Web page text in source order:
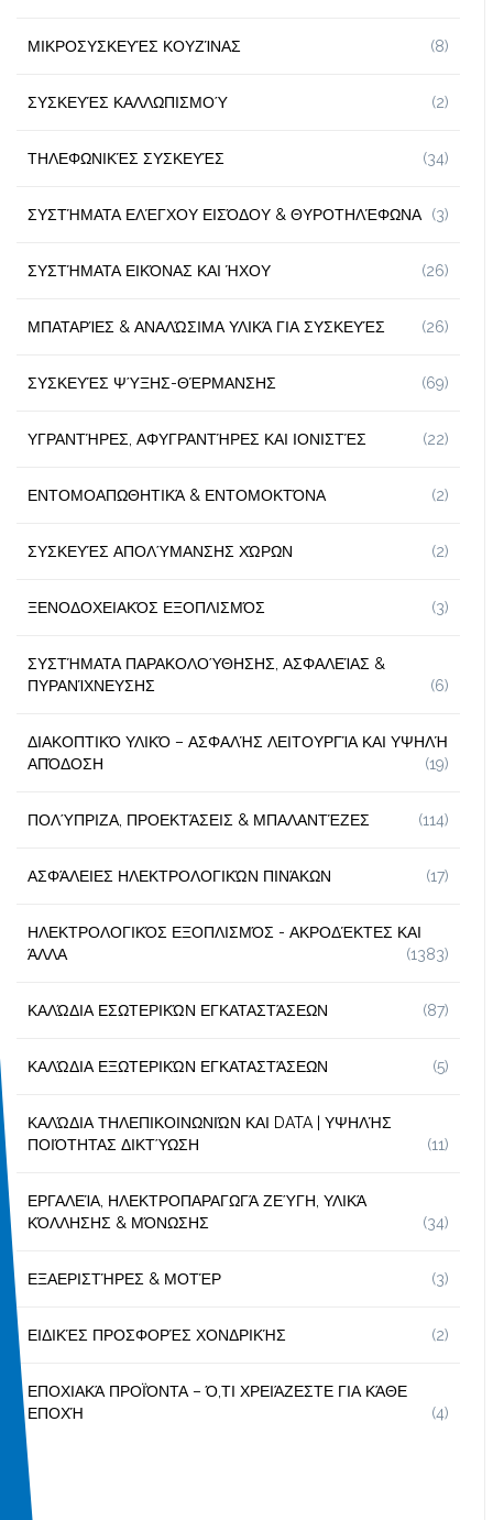
ΜΙΚΡΟΣΥΣΚΕΥΈΣ ΚΟΥΖΊΝΑΣ (8)
ΣΥΣΚΕΥΈΣ ΚΑΛΛΩΠΙΣΜΟΎ (2)
ΤΗΛΕΦΩΝΙΚΈΣ ΣΥΣΚΕΥΈΣ (34)
ΣΥΣΤΉΜΑΤΑ ΕΛΈΓΧΟΥ ΕΙΣΌΔΟΥ & ΘΥΡΟΤΗΛΈΦΩΝΑ (3)
ΣΥΣΤΉΜΑΤΑ ΕΙΚΌΝΑΣ ΚΑΙ ΉΧΟΥ (26)
ΜΠΑΤΑΡΊΕΣ & ΑΝΑΛΏΣΙΜΑ ΥΛΙΚΆ ΓΙΑ ΣΥΣΚΕΥΈΣ (26)
ΣΥΣΚΕΥΈΣ ΨΎΞΗΣ-ΘΈΡΜΑΝΣΗΣ (69)
ΥΓΡΑΝΤΉΡΕΣ, ΑΦΥΓΡΑΝΤΉΡΕΣ ΚΑΙ ΙΟΝΙΣΤΈΣ (22)
ΕΝΤΟΜΟΑΠΩΘΗΤΙΚΆ & ΕΝΤΟΜΟΚΤΌΝΑ (2)
ΣΥΣΚΕΥΈΣ ΑΠΟΛΎΜΑΝΣΗΣ ΧΏΡΩΝ (2)
ΞΕΝΟΔΟΧΕΙΑΚΌΣ ΕΞΟΠΛΙΣΜΌΣ (3)
ΣΥΣΤΉΜΑΤΑ ΠΑΡΑΚΟΛΟΎΘΗΣΗΣ, ΑΣΦΑΛΕΊΑΣ &
ΠΥΡΑΝΊΧΝΕΥΣΗΣ
(6)
ΔΙΑΚΟΠΤΙΚΌ ΥΛΙΚΌ – ΑΣΦΑΛΉΣ ΛΕΙΤΟΥΡΓΊΑ ΚΑΙ ΥΨΗΛΉ
ΑΠΌΔΟΣΗ
(19)
ΠΟΛΎΠΡΙΖΑ, ΠΡΟΕΚΤΆΣΕΙΣ & ΜΠΑΛΑΝΤΈΖΕΣ (114)
ΑΣΦΆΛΕΙΕΣ ΗΛΕΚΤΡΟΛΟΓΙΚΏΝ ΠΙΝΆΚΩΝ (17)
ΗΛΕΚΤΡΟΛΟΓΙΚΌΣ ΕΞΟΠΛΙΣΜΌΣ - ΑΚΡΟΔΈΚΤΕΣ ΚΑΙ
ΆΛΛΑ
(1383)
ΚΑΛΏΔΙΑ ΕΣΩΤΕΡΙΚΏΝ ΕΓΚΑΤΑΣΤΆΣΕΩΝ (87)
ΚΑΛΏΔΙΑ ΕΞΩΤΕΡΙΚΏΝ ΕΓΚΑΤΑΣΤΆΣΕΩΝ (5)
ΚΑΛΏΔΙΑ ΤΗΛΕΠΙΚΟΙΝΩΝΙΏΝ ΚΑΙ DATA | ΥΨΗΛΉΣ
ΠΟΙΌΤΗΤΑΣ ΔΙΚΤΎΩΣΗ
(11)
ΕΡΓΑΛΕΊΑ, ΗΛΕΚΤΡΟΠΑΡΑΓΩΓΆ ΖΕΎΓΗ, ΥΛΙΚΆ
ΚΌΛΛΗΣΗΣ & ΜΌΝΩΣΗΣ
(34)
ΕΞΑΕΡΙΣΤΉΡΕΣ & ΜΟΤΈΡ (3)
ΕΙΔΙΚΈΣ ΠΡΟΣΦΟΡΈΣ ΧΟΝΔΡΙΚΉΣ (2)
ΕΠΟΧΙΑΚΆ ΠΡΟΪΌΝΤΑ – Ό,ΤΙ ΧΡΕΙΆΖΕΣΤΕ ΓΙΑ ΚΆΘΕ
ΕΠΟΧΉ
(4)